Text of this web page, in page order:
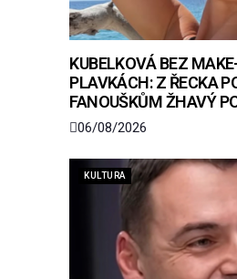
KUBELKOVÁ BEZ
PLAVKÁCH: Z ŘECKA
FANOUŠKŮM ŽHAVÝ
06/08/2026
KULTURA